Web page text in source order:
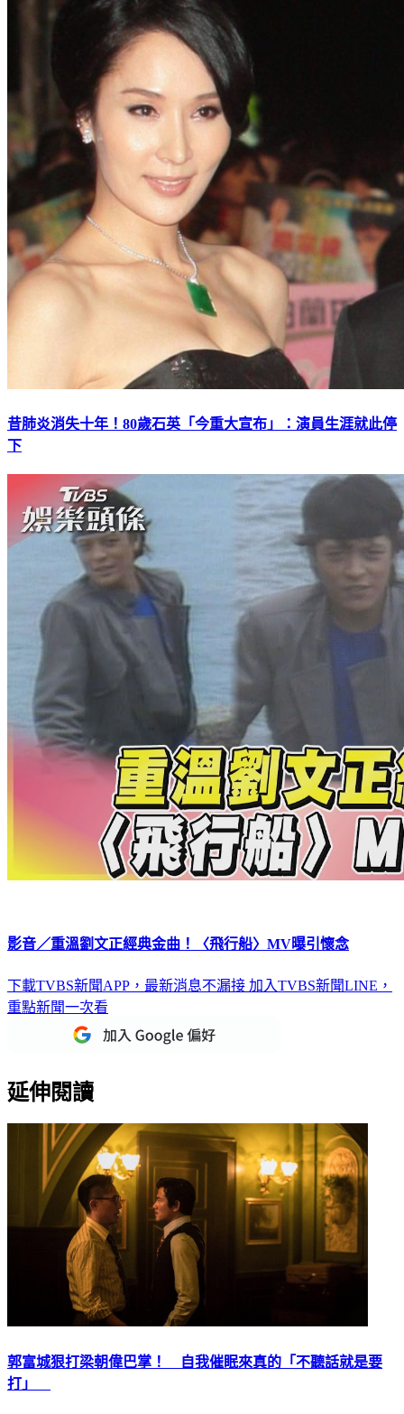
昔肺炎消失十年！80歲石英「今重大宣布」：演員生涯就此停
下
影音／重溫劉文正經典金曲！〈飛行船〉MV曝引懷念
下載TVBS新聞APP，最新消息不漏接 加入TVBS新聞LINE，
重點新聞一次看
延伸閱讀
郭富城狠打梁朝偉巴掌！ 自我催眠來真的「不聽話就是要
打」